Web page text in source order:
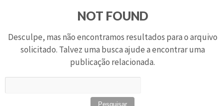
NOT FOUND
Desculpe, mas não encontramos resultados para o arquivo
solicitado. Talvez uma busca ajude a encontrar uma
publicação relacionada.
por: